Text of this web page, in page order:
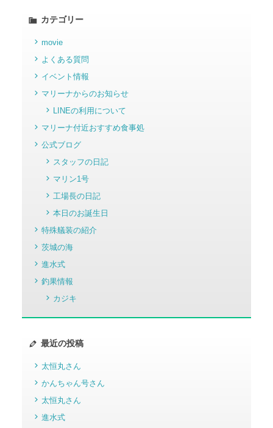
カテゴリー
movie
よくある質問
イベント情報
マリーナからのお知らせ
LINEの利用について
マリーナ付近おすすめ食事処
公式ブログ
スタッフの日記
マリン1号
工場長の日記
本日のお誕生日
特殊艤装の紹介
茨城の海
進水式
釣果情報
カジキ
最近の投稿
太恒丸さん
かんちゃん号さん
太恒丸さん
進水式